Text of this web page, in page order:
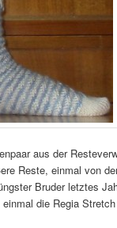
aus der
Reste, einmal von
Bruder letztes
einmal die Regia